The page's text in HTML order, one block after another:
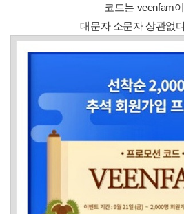
코드는 veenfam
대문자 소문자 상관없